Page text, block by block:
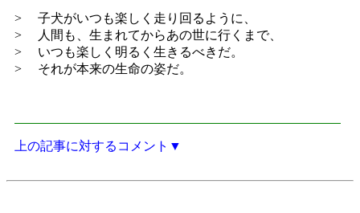
> 子犬がいつも楽しく走り回るように、
> 人間も、生まれてからあの世に行くまで、
> いつも楽しく明るく生きるべきだ。
> それが本来の生命の姿だ。
上の記事に対するコメント▼